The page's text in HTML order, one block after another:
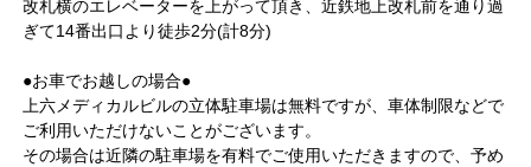
改札横のエレベーターを上がって頂き、近鉄地上改札前を通り過
ぎて14番出口より徒歩2分(計8分)
●お車でお越しの場合●
上六メディカルビルの立体駐車場は無料ですが、車体制限などで
ご利用いただけないことがございます。
その場合は近隣の駐車場を有料でご使用いただきますので、予め